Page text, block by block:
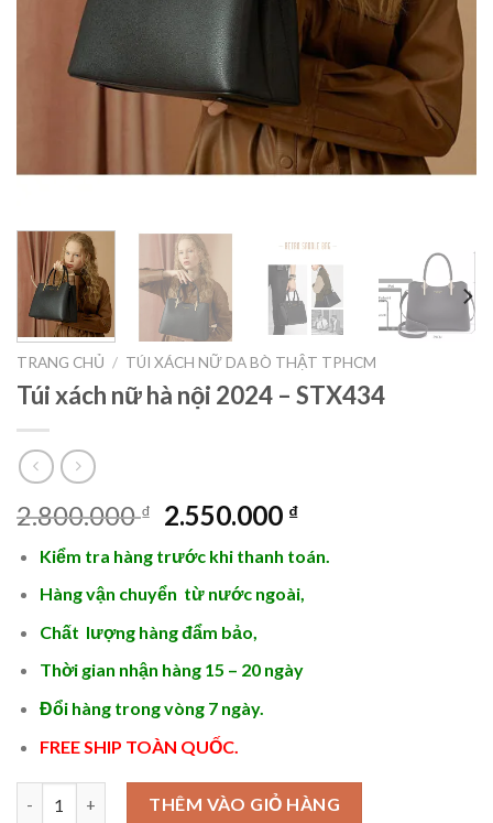
TRANG CHỦ / TÚI XÁCH NỮ DA BÒ THẬT TPHCM
Túi xách nữ hà nội 2024 – STX434
2.800.000₫
Giá
là:
2.800.000 ₫.
2.550.000 ₫Giá
tại
là:
Kiểm tra hàng trước khi thanh toán.
Hàng vận chuyển từ nước ngoài,
Chất lượng hàng đẩm bảo,
Thời gian nhận hàng 15 – 20 ngày
Đổi hàng trong vòng 7 ngày.
FREE SHIP TOÀN QUỐC.
Túi xách nữ hà nội 2024 - STX434 số lượng
THÊM VÀO GIỎ HÀNG